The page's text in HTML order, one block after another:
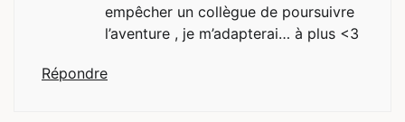
empêcher un collègue de poursuivre
l’aventure , je m’adapterai… à plus <3
Répondre